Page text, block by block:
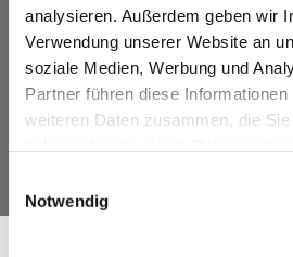
analysieren. Außerdem geben wir
Verwendung unserer Website an
soziale Medien, Werbung und
Partner führen diese
weiteren Daten zusammen, die
Notwendig
Events Archive
Past events, festivals,